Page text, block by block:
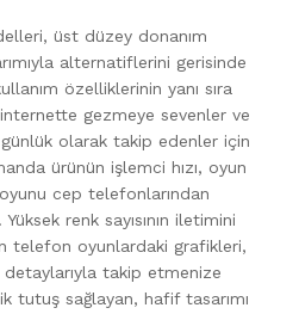
üst düzey donanım
alternatiflerini gerisinde
özelliklerinin yanı sıra
gezmeye sevenler ve
günlük olarak takip edenler için
ürünün işlemci hızı, oyun
cep telefonlarından
renk sayısının iletimini
telefon oyunlardaki grafikleri,
takip etmenize
tutuş sağlayan, hafif tasarımı